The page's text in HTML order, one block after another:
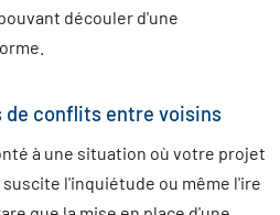
découler d'une
de conflits entre voisins
à une situation où votre projet
l'inquiétude ou même l'ire